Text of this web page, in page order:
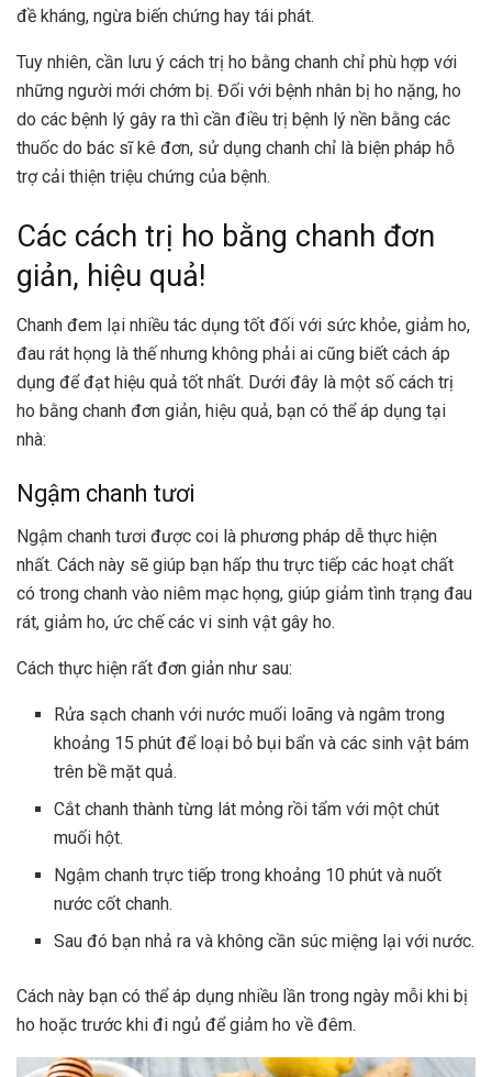
đề kháng, ngừa biến chứng hay tái phát.
Tuy nhiên, cần lưu ý cách trị ho bằng chanh chỉ phù hợp với
những người mới chớm bị. Đối với bệnh nhân bị ho nặng, ho
do các bệnh lý gây ra thì cần điều trị bệnh lý nền bằng các
thuốc do bác sĩ kê đơn, sử dụng chanh chỉ là biện pháp hỗ
trợ cải thiện triệu chứng của bệnh.
Các cách trị ho bằng chanh đơn
giản, hiệu quả!
Chanh đem lại nhiều tác dụng tốt đối với sức khỏe, giảm ho,
đau rát họng là thế nhưng không phải ai cũng biết cách áp
dụng để đạt hiệu quả tốt nhất. Dưới đây là một số cách trị
ho bằng chanh đơn giản, hiệu quả, bạn có thể áp dụng tại
nhà:
Ngậm chanh tươi
Ngậm chanh tươi được coi là phương pháp dễ thực hiện
nhất. Cách này sẽ giúp bạn hấp thu trực tiếp các hoạt chất
có trong chanh vào niêm mạc họng, giúp giảm tình trạng đau
rát, giảm ho, ức chế các vi sinh vật gây ho.
Cách thực hiện rất đơn giản như sau:
Rửa sạch chanh với nước muối loãng và ngâm trong
khoảng 15 phút để loại bỏ bụi bẩn và các sinh vật bám
trên bề mặt quả.
Cắt chanh thành từng lát mỏng rồi tẩm với một chút
muối hột.
Ngậm chanh trực tiếp trong khoảng 10 phút và nuốt
nước cốt chanh.
Sau đó bạn nhả ra và không cần súc miệng lại với nước.
Cách này bạn có thể áp dụng nhiều lần trong ngày mỗi khi bị
ho hoặc trước khi đi ngủ để giảm ho về đêm.